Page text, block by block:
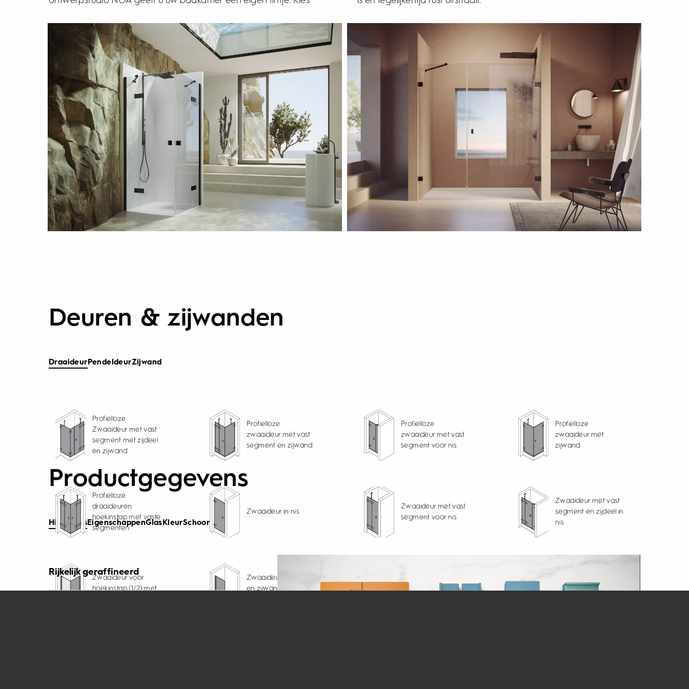
Deuren & zijwanden
Draaideur PendeldeurZijwand
Profielloze
Zwaaideur met vast
segment met zijdeel
en zijwand
Profielloze
zwaaideur met vast
segment en zijwand
Profielloze
zwaaideur met vast
segment voor nis
Profielloze
zwaaideur met
zijwand
Profielloze
draaideuren
hoekinstap met vaste
segmenten
Zwaaideur in nis
Zwaaideur met vast
segment voor nis
Zwaaideur met vast
segment en zijdeel in
nis
Zwaaideur voor
hoekinstap (1/2) met
Zwaaideur voor nis
en zijwand met
segment voor
segment voor
Productgegevens
Highlights EigenschappenGlas KleurSchoonmaken
Rijkelijk geraffineerd